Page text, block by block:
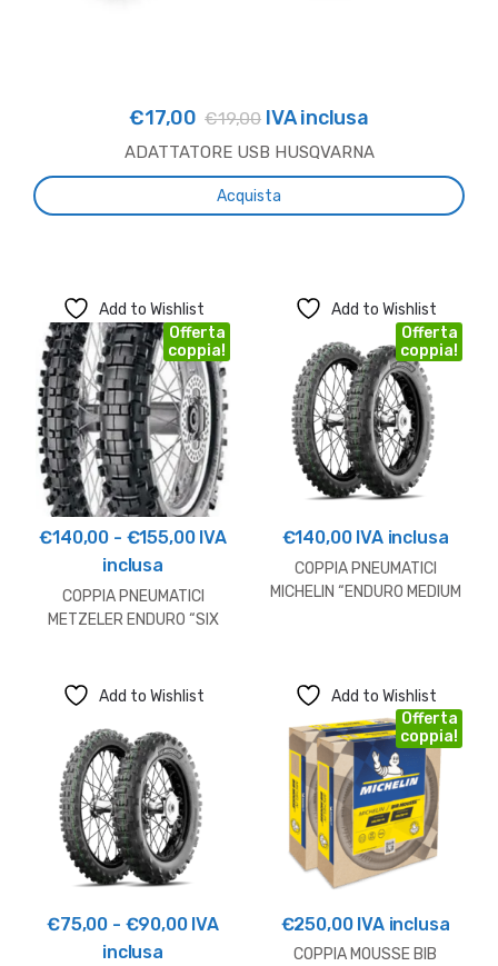
Add to Wishlist
Offerta
coppia!
€140,00 - €155,00Fascia
prezzo:
da
€155,00
IVA
inclusa
COPPIA PNEUMATICI
METZELER ENDURO “SIX
Add to Wishlist
Offerta
coppia!
€140,00IVA inclusa
COPPIA PNEUMATICI
MICHELIN “ENDURO MEDIUM
Add to Wishlist
€75,00 - €90,00Fascia
IVA
inclusa
Add to Wishlist
Offerta
coppia!
€250,00IVA inclusa
COPPIA MOUSSE BIB
€17,00 €19,00 IVA inclusa
ADATTATORE USB HUSQVARNA
Acquista